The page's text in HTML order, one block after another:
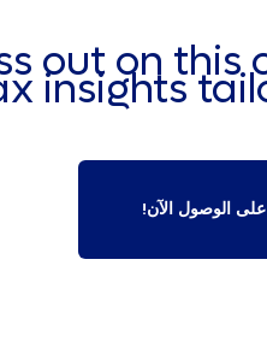
out on
insights
الوصول الآن!